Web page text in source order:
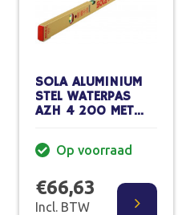
SOLA ALUMINIUM
STEL WATERPAS
AZH 4 200 MET
Op voorraad
€66,63
Incl. BTW